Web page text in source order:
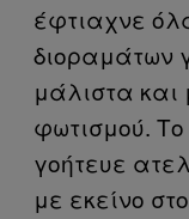
έφτιαχνε
διοραμάτων
μάλιστα και
φωτισμού.
γοήτευε
με εκείνο